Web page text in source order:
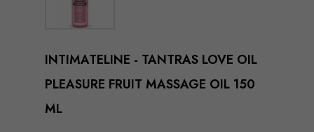
INTIMATELINE - TANTRAS LOVE OIL
PLEASURE FRUIT MASSAGE OIL 150
ML